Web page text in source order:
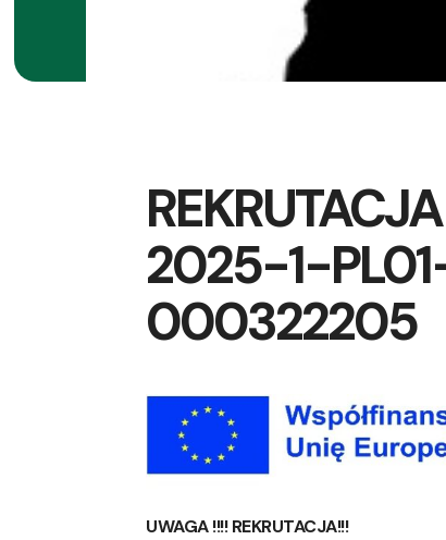
2025-1-
000322205
UWAGA !!!! REKRUTACJA!!!